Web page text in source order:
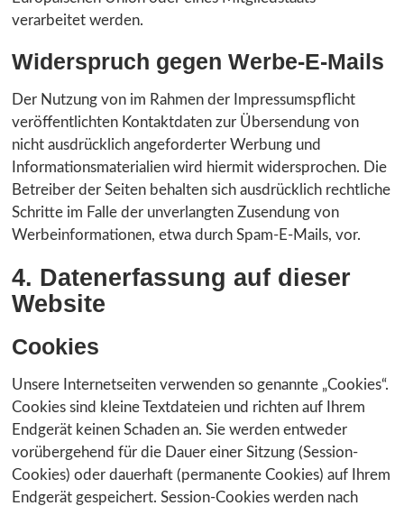
verarbeitet werden.
Widerspruch gegen Werbe-E-Mails
Der Nutzung von im Rahmen der Impressumspflicht
veröffentlichten Kontaktdaten zur Übersendung von
nicht ausdrücklich angeforderter Werbung und
Informationsmaterialien wird hiermit widersprochen. Die
Betreiber der Seiten behalten sich ausdrücklich rechtliche
Schritte im Falle der unverlangten Zusendung von
Werbeinformationen, etwa durch Spam-E-Mails, vor.
4. Datenerfassung auf dieser
Website
Cookies
Unsere Internetseiten verwenden so genannte „Cookies“.
Cookies sind kleine Textdateien und richten auf Ihrem
Endgerät keinen Schaden an. Sie werden entweder
vorübergehend für die Dauer einer Sitzung (Session-
Cookies) oder dauerhaft (permanente Cookies) auf Ihrem
Endgerät gespeichert. Session-Cookies werden nach